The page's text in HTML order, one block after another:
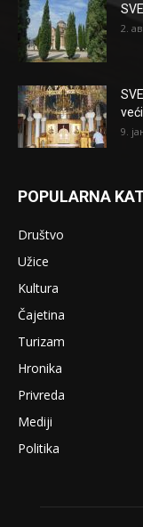
2.
9.
POPULARNA
Društvo
Užice
Kultura
Čajetina
Turizam
Hronika
Privreda
Mediji
Politika